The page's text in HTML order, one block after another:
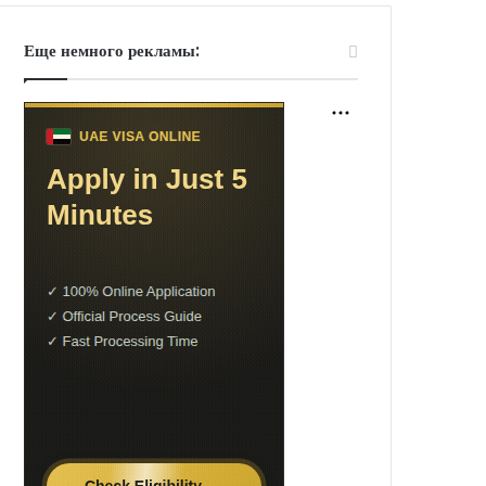
Еще немного рекламы: